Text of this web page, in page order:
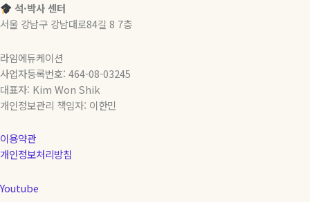
석·박사 센터
서울 강남구 강남대로84길 8 7층
라임에듀케이션
사업자등록번호: 464-08-03245
대표자: Kim Won Shik
개인정보관리 책임자: 이한민
이용약관
개인정보처리방침
Youtube